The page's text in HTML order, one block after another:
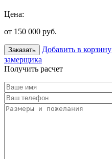
Цена:
от 150 000 руб.
Заказать Добавить в корзину
замерщика
Получить расчет